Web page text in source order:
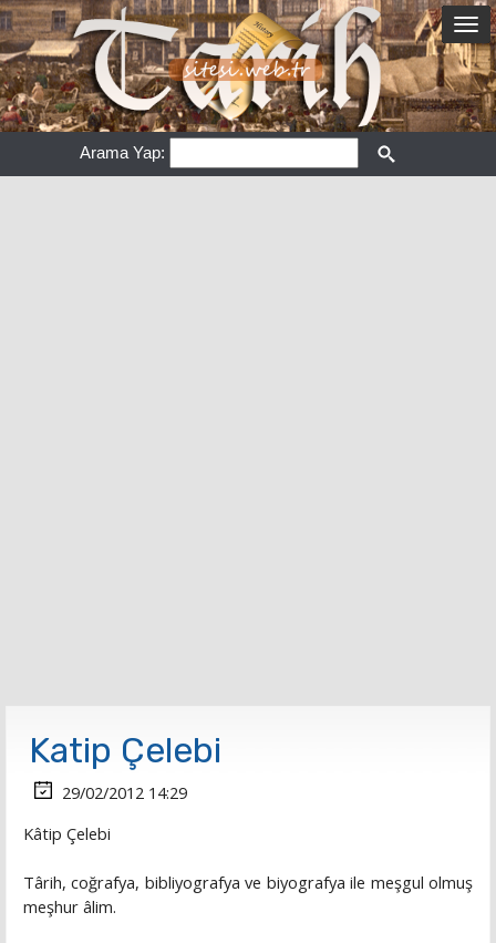
Arama Yap:
Katip Çelebi
29/02/2012 14:29
Kâtip Çelebi
Târih, coğrafya, bibliyografya ve biyografya ile meşgul olmuş
meşhur âlim.